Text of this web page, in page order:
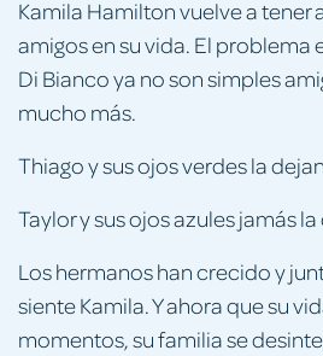
Kamila Hamilton vuelve a tener
amigos en su vida. El problema
Di Bianco ya no son simples
mucho más.
Thiago y sus ojos verdes la
Taylor y sus ojos azules jamás
Los hermanos han crecido y
siente Kamila. Y ahora que su
momentos, su familia se